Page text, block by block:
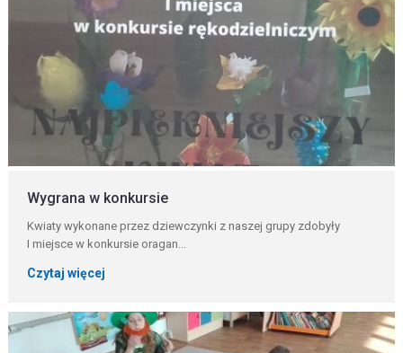
Wygrana w konkursie
Kwiaty wykonane przez dziewczynki z naszej grupy zdobyły
I miejsce w konkursie oragan...
Czytaj więcej